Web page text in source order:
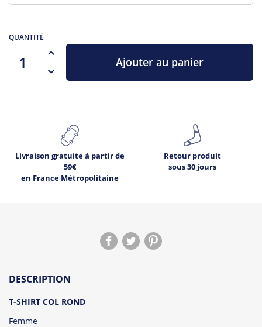
QUANTITÉ
Ajouter au panier
Livraison gratuite à partir de
59€
en France Métropolitaine
Retour produit
sous 30 jours
DESCRIPTION
T-SHIRT COL ROND
Femme